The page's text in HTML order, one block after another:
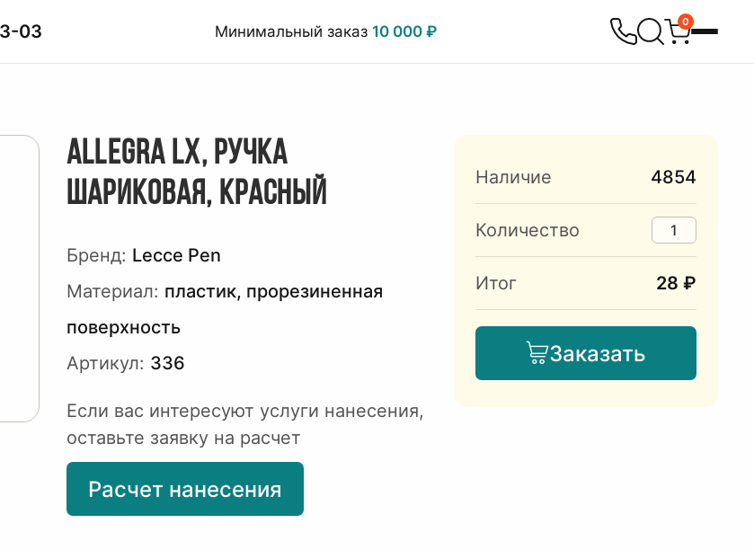
03 Минимальный заказ 10 000 ₽
0
ALLEGRA LX, РУЧКА
ШАРИКОВАЯ, КРАСНЫЙ
Бренд: Lecce Pen
Материал: пластик, прорезиненная
поверхность
Артикул: 336
Если вас интересуют услуги нанесения,
оставьте заявку на расчет
Расчет нанесения
Наличие 4854
Количество
Итог 28 ₽
Заказать